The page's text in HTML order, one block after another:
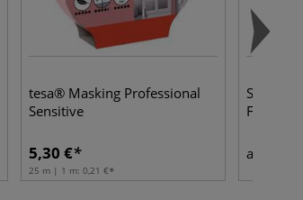
tesa® Masking Professional
Sensitive
5,30 €
25 m | 1 m: 0,21 €
ab